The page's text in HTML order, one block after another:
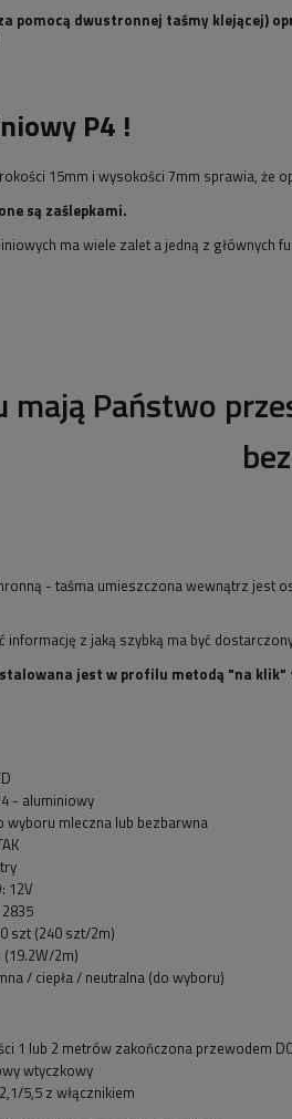
pomocą dwustronnej taśmy klejącej)
P4 !
15mm i wysokości 7mm sprawia, że
są zaślepkami.
ma wiele zalet a jedną z głównych
mają Państwo
- taśma umieszczona wewnątrz jest
informację z jaką szybką ma być
jest w profilu metodą "na
- aluminiowy
wyboru mleczna lub bezbarwna
12V
szt (240 szt/2m)
2m)
/ ciepła / neutralna (do wyboru)
1 lub 2 metrów zakończona przewodem DC
wtyczkowy
5,5 z włącznikiem